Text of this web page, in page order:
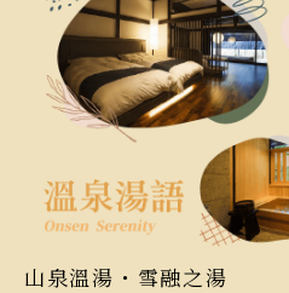
山泉溫湯・雪融之湯